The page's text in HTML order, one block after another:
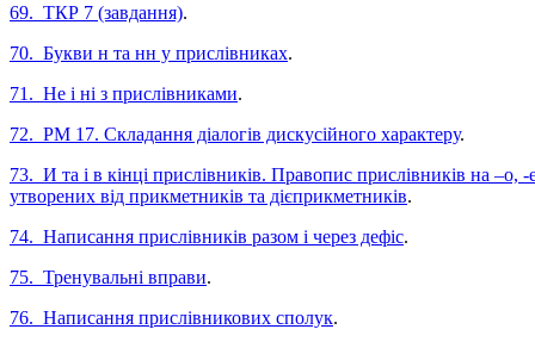
69. ТКР 7 (завдання).
70. Букви н та нн у прислівниках.
71. Не і ні з прислівниками.
72. РМ 17. Складання діалогів дискусійного характеру.
73. И та і в кінці прислівників. Правопис прислівників на –о, -
утворених від прикметників та дієприкметників.
74. Написання прислівників разом і через дефіс.
75. Тренувальні вправи.
76. Написання прислівникових сполук.